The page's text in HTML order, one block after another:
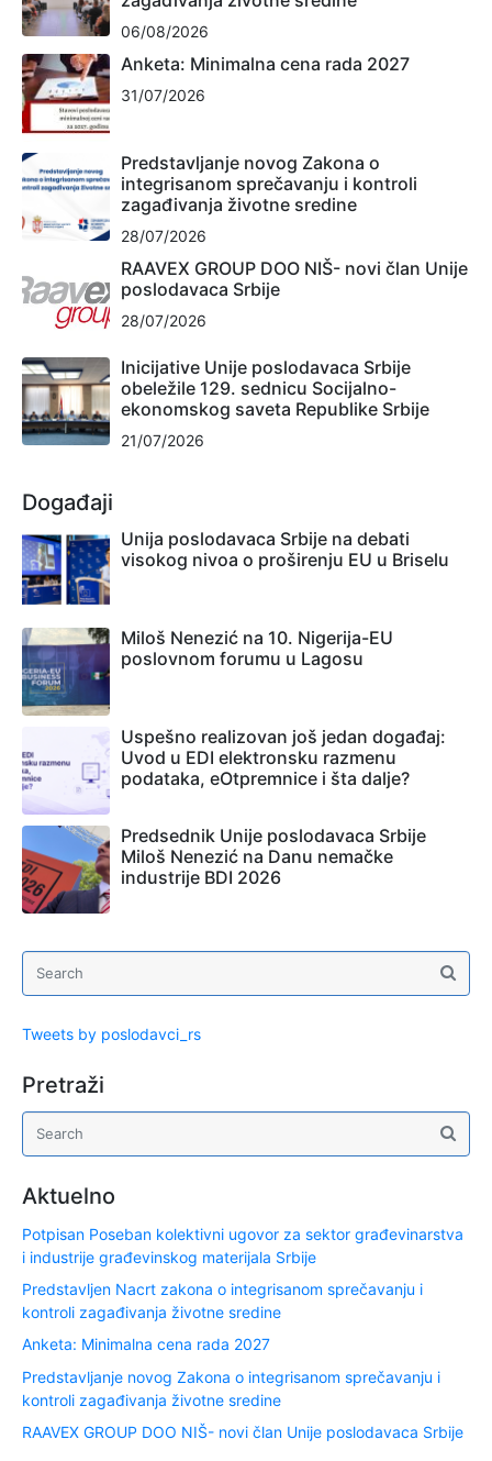
06/08/2026
Anketa: Minimalna cena rada 2027
31/07/2026
Predstavljanje novog Zakona o
integrisanom sprečavanju i kontroli
zagađivanja životne sredine
28/07/2026
RAAVEX GROUP DOO NIŠ- novi član Unije
poslodavaca Srbije
28/07/2026
Inicijative Unije poslodavaca Srbije
obeležile 129. sednicu Socijalno-
ekonomskog saveta Republike Srbije
21/07/2026
Događaji
Unija poslodavaca Srbije na debati
visokog nivoa o proširenju EU u Briselu
Miloš Nenezić na 10. Nigerija-EU
poslovnom forumu u Lagosu
Uspešno realizovan još jedan događaj:
Uvod u EDI elektronsku razmenu
podataka, eOtpremnice i šta dalje?
Predsednik Unije poslodavaca Srbije
Miloš Nenezić na Danu nemačke
industrije BDI 2026
Tweets by poslodavci_rs
Pretraži
Aktuelno
Potpisan Poseban kolektivni ugovor za sektor građevinarstva
i industrije građevinskog materijala Srbije
Predstavljen Nacrt zakona o integrisanom sprečavanju i
kontroli zagađivanja životne sredine
Anketa: Minimalna cena rada 2027
Predstavljanje novog Zakona o integrisanom sprečavanju i
kontroli zagađivanja životne sredine
RAAVEX GROUP DOO NIŠ- novi član Unije poslodavaca Srbije